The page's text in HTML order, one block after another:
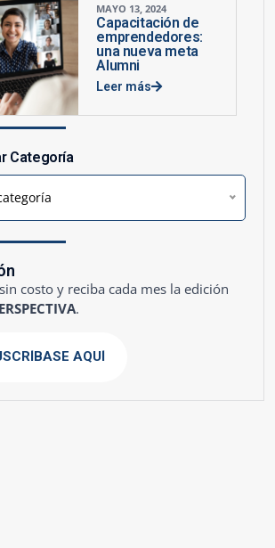
MAYO 13, 2024
Capacitación de
emprendedores:
una nueva meta
Alumni
Leer más
Categoría
costo y reciba cada mes la edición
.
AQUÍ